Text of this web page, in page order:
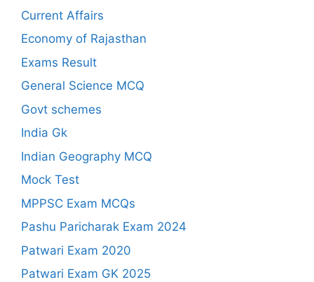
Current Affairs
Economy of Rajasthan
Exams Result
General Science MCQ
Govt schemes
India Gk
Indian Geography MCQ
Mock Test
MPPSC Exam MCQs
Pashu Paricharak Exam 2024
Patwari Exam 2020
Patwari Exam GK 2025